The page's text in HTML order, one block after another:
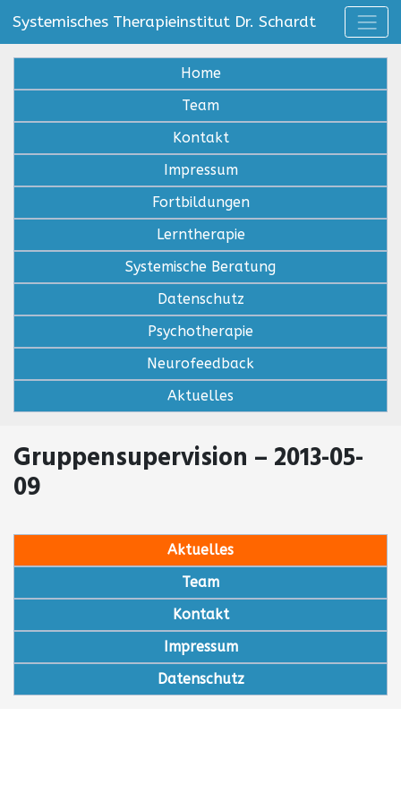
Systemisches Therapieinstitut Dr. Schardt
Home
Team
Kontakt
Impressum
Fortbildungen
Lerntherapie
Systemische Beratung
Datenschutz
Psychotherapie
Neurofeedback
Aktuelles
Gruppensupervision – 2013-05-
09
Aktuelles
Team
Kontakt
Impressum
Datenschutz